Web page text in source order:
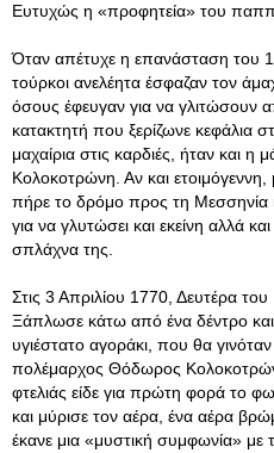
Ευτυχώς η «προφητεία» του
Όταν απέτυχε η επανάσταση του
τούρκοι ανελέητα έσφαζαν τον
όσους έφευγαν για να γλιτώσουν
κατακτητή που ξερίζωνε κεφάλια
μαχαίρια στις καρδιές, ήταν και
Κολοκοτρώνη. Αν και
πήρε το δρόμο προς τη Μεσσηνία
για να γλυτώσει και εκείνη αλλά
σπλάχνα της.
Στις 3 Απριλίου 1770, Δευτέρα
Ξάπλωσε κάτω από ένα δέντρο
υγιέστατο αγοράκι, που θα
πολέμαρχος Θόδωρος
φτελιάς είδε για πρώτη φορά το
και μύρισε τον αέρα, ένα αέρα
έκανε μια «μυστική συμφωνία» με